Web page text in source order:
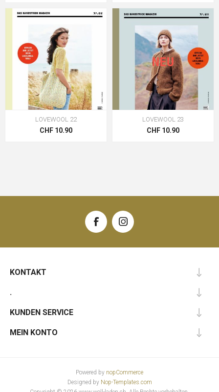
LOVEWOOL 22
CHF 10.90
NEU
LOVEWOOL 23
CHF 10.90
KONTAKT
.
KUNDEN SERVICE
MEIN KONTO
Powered by nopCommerce
Designed by Nop-Templates.com